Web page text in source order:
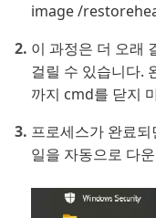
image /
이 과정은 더 오래
걸릴 수 있습니다.
까지 cmd를 닫지
프로세스가 완료
일을 자동으로 다